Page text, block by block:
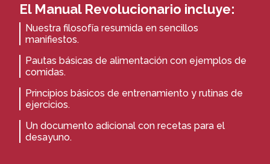
El Manual Revolucionario incluye:
Nuestra filosofía resumida en sencillos
manifiestos.
Pautas básicas de alimentación con ejemplos de
comidas.
Principios básicos de entrenamiento y rutinas de
ejercicios.
Un documento adicional con recetas para el
desayuno.